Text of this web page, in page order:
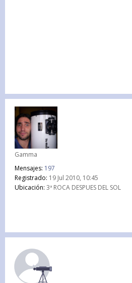
Gamma
Mensajes: 197
Registrado: 19 Jul 2010, 10:45
Ubicación: 3ª ROCA DESPUES DEL SOL